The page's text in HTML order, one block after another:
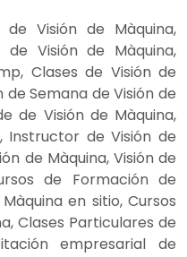
Visión de Màquina,
Visión de Màquina,
Clases de Visión de
Semana de Visión de
de Visión de Màquina,
Instructor de Visión de
de Màquina, Visión de
de Formación de
en sitio, Cursos
Clases Particulares de
empresarial de